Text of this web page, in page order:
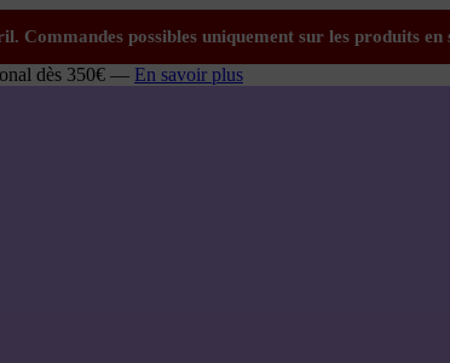
dès 350€ — En savoir plus